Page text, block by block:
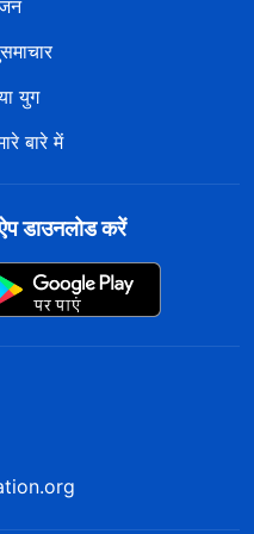
युग
बारे में
डाउनलोड करें